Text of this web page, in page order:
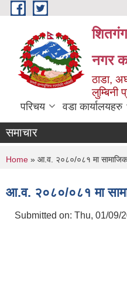
Skip to main content
नगर
ठाडा,
लुम्बिनी
परिचय वडा कार्यालयहरु
समाचार
You are here
Home » आ.व. २०८०/०८१ मा सामाजिक
आ.व. २०८०/०८१ मा
Submitted on: Thu, 01/09/